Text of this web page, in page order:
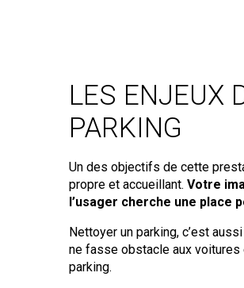
LES ENJEUX
PARKING
Un des objectifs de cette
propre et accueillant. Votre
l’usager cherche une place
Nettoyer un parking, c’est
ne fasse obstacle aux voitures
parking.